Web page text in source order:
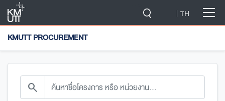
TH
KMUTT PROCUREMENT
search